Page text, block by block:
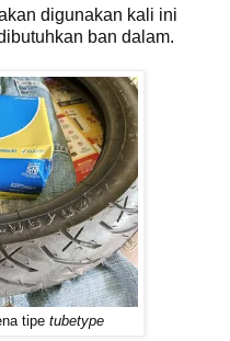
digunakan kali ini
ban dalam.
tipe tubetype